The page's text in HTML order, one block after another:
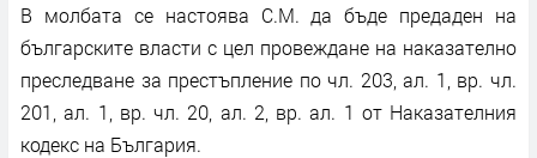
В молбата се настоява С.М. да бъде предаден на
българските власти с цел провеждане на наказателно
преследване за престъпление по чл. 203, ал. 1, вр. чл.
201, ал. 1, вр. чл. 20, ал. 2, вр. ал. 1 от Наказателния
кодекс на България.